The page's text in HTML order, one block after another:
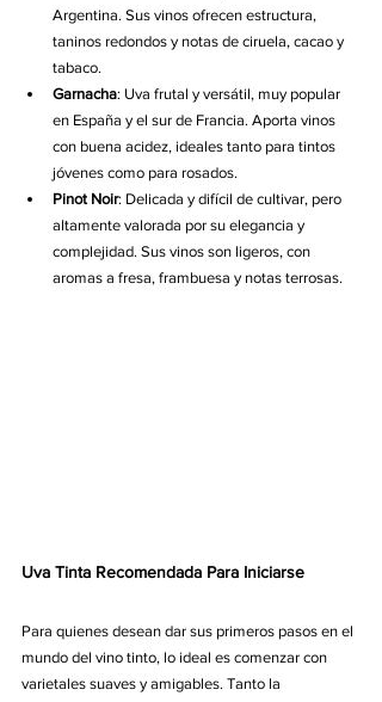
Argentina. Sus vinos ofrecen estructura,
taninos redondos y notas de ciruela, cacao y
tabaco.
Garnacha: Uva frutal y versátil, muy popular
en España y el sur de Francia. Aporta vinos
con buena acidez, ideales tanto para tintos
jóvenes como para rosados.
Pinot Noir: Delicada y difícil de cultivar, pero
altamente valorada por su elegancia y
complejidad. Sus vinos son ligeros, con
aromas a fresa, frambuesa y notas terrosas.
Uva Tinta Recomendada Para Iniciarse
Para quienes desean dar sus primeros pasos en el
mundo del vino tinto, lo ideal es comenzar con
varietales suaves y amigables. Tanto la